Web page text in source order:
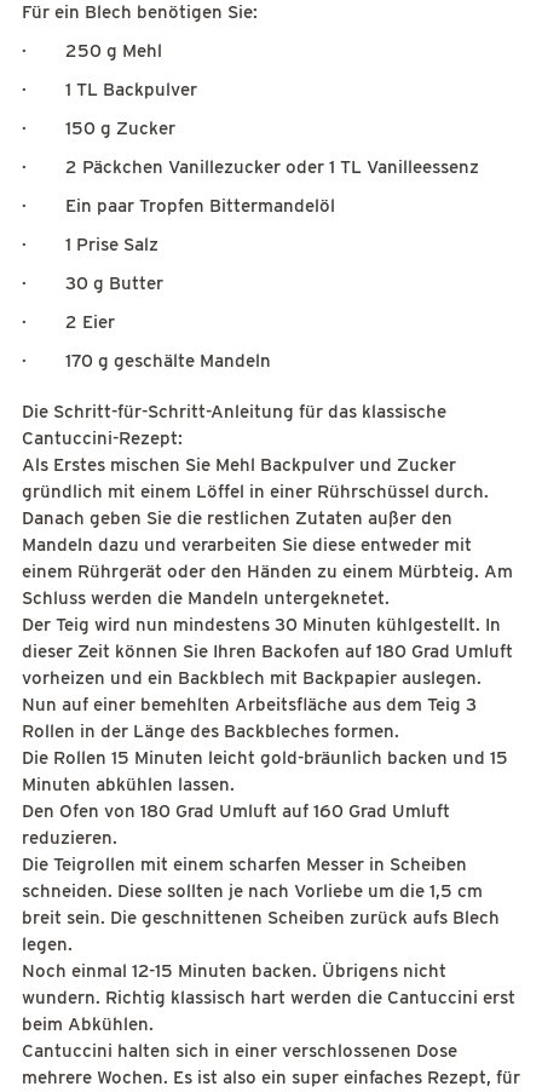
Für ein Blech benötigen Sie:
· 250 g Mehl
· 1 TL Backpulver
· 150 g Zucker
· 2 Päckchen Vanillezucker oder 1 TL Vanilleessenz
· Ein paar Tropfen Bittermandelöl
· 1 Prise Salz
· 30 g Butter
· 2 Eier
· 170 g geschälte Mandeln
Die Schritt-für-Schritt-Anleitung für das klassische
Cantuccini-Rezept:
Als Erstes mischen Sie Mehl Backpulver und Zucker
gründlich mit einem Löffel in einer Rührschüssel durch.
Danach geben Sie die restlichen Zutaten außer den
Mandeln dazu und verarbeiten Sie diese entweder mit
einem Rührgerät oder den Händen zu einem Mürbteig. Am
Schluss werden die Mandeln untergeknetet.
Der Teig wird nun mindestens 30 Minuten kühlgestellt. In
dieser Zeit können Sie Ihren Backofen auf 180 Grad Umluft
vorheizen und ein Backblech mit Backpapier auslegen.
Nun auf einer bemehlten Arbeitsfläche aus dem Teig 3
Rollen in der Länge des Backbleches formen.
Die Rollen 15 Minuten leicht gold-bräunlich backen und 15
Minuten abkühlen lassen.
Den Ofen von 180 Grad Umluft auf 160 Grad Umluft
reduzieren.
Die Teigrollen mit einem scharfen Messer in Scheiben
schneiden. Diese sollten je nach Vorliebe um die 1,5 cm
breit sein. Die geschnittenen Scheiben zurück aufs Blech
legen.
Noch einmal 12-15 Minuten backen. Übrigens nicht
wundern. Richtig klassisch hart werden die Cantuccini erst
beim Abkühlen.
Cantuccini halten sich in einer verschlossenen Dose
mehrere Wochen. Es ist also ein super einfaches Rezept, für